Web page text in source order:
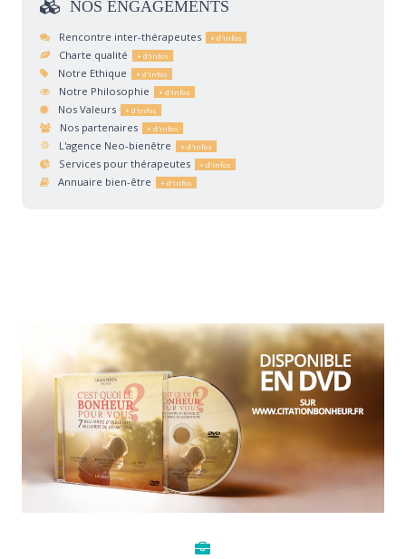
NOS ENGAGEMENTS
Rencontre inter-thérapeutes
Charte qualité
Notre Ethique
Notre Philosophie
Nos Valeurs
Nos partenaires
L'agence Neo-bienêtre
Services pour thérapeutes
Annuaire bien-être